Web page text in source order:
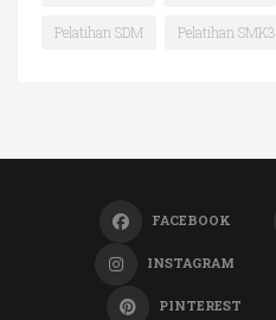
Pelatihan SDM Pelatihan SMK3
FACEBOOK
INSTAGRAM
PINTEREST